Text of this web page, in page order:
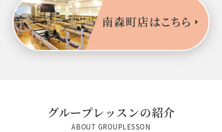
グループレッスンの紹介
ABOUT GROUPLESSON